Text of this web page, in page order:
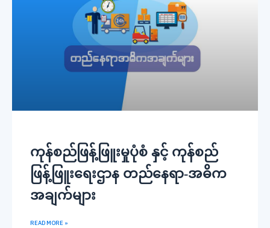
ကုန်စည်ဖြန့်ဖြူးမှုပုံစံ နှင့် ကုန်စည်
ဖြန့်ဖြူးရေးဌာန တည်နေရာ-အဓိက
အချက်များ
READ MORE »